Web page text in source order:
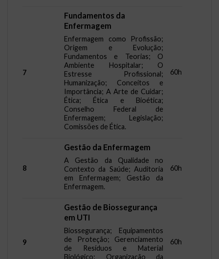
7
Fundamentos da
Enfermagem
Enfermagem como Profissão;
Origem e Evolução;
Fundamentos e Teorias; O
Ambiente Hospitalar; O
Estresse Profissional;
Humanização; Conceitos e
Importância; A Arte de Cuidar;
Ética; Ética e Bioética;
Conselho Federal de
Enfermagem; Legislação;
Comissões de Ética.
60h
8
Gestão da Enfermagem
A Gestão da Qualidade no
Contexto da Saúde; Auditoria
em Enfermagem; Gestão da
Enfermagem.
60h
9
Gestão de Biossegurança
em UTI
Biossegurança; Equipamentos
de Proteção; Gerenciamento
de Resíduos e Material
Biológico; Organização da
60h